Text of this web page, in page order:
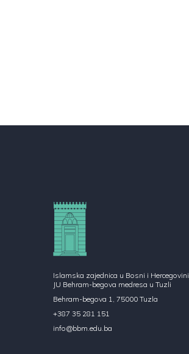
Islamska zajednica u Bosni i Hercegovini
JU Behram-begova medresa u Tuzli
Behram-begova 1, 75000 Tuzla
+387 35 281 151
info@bbm.edu.ba